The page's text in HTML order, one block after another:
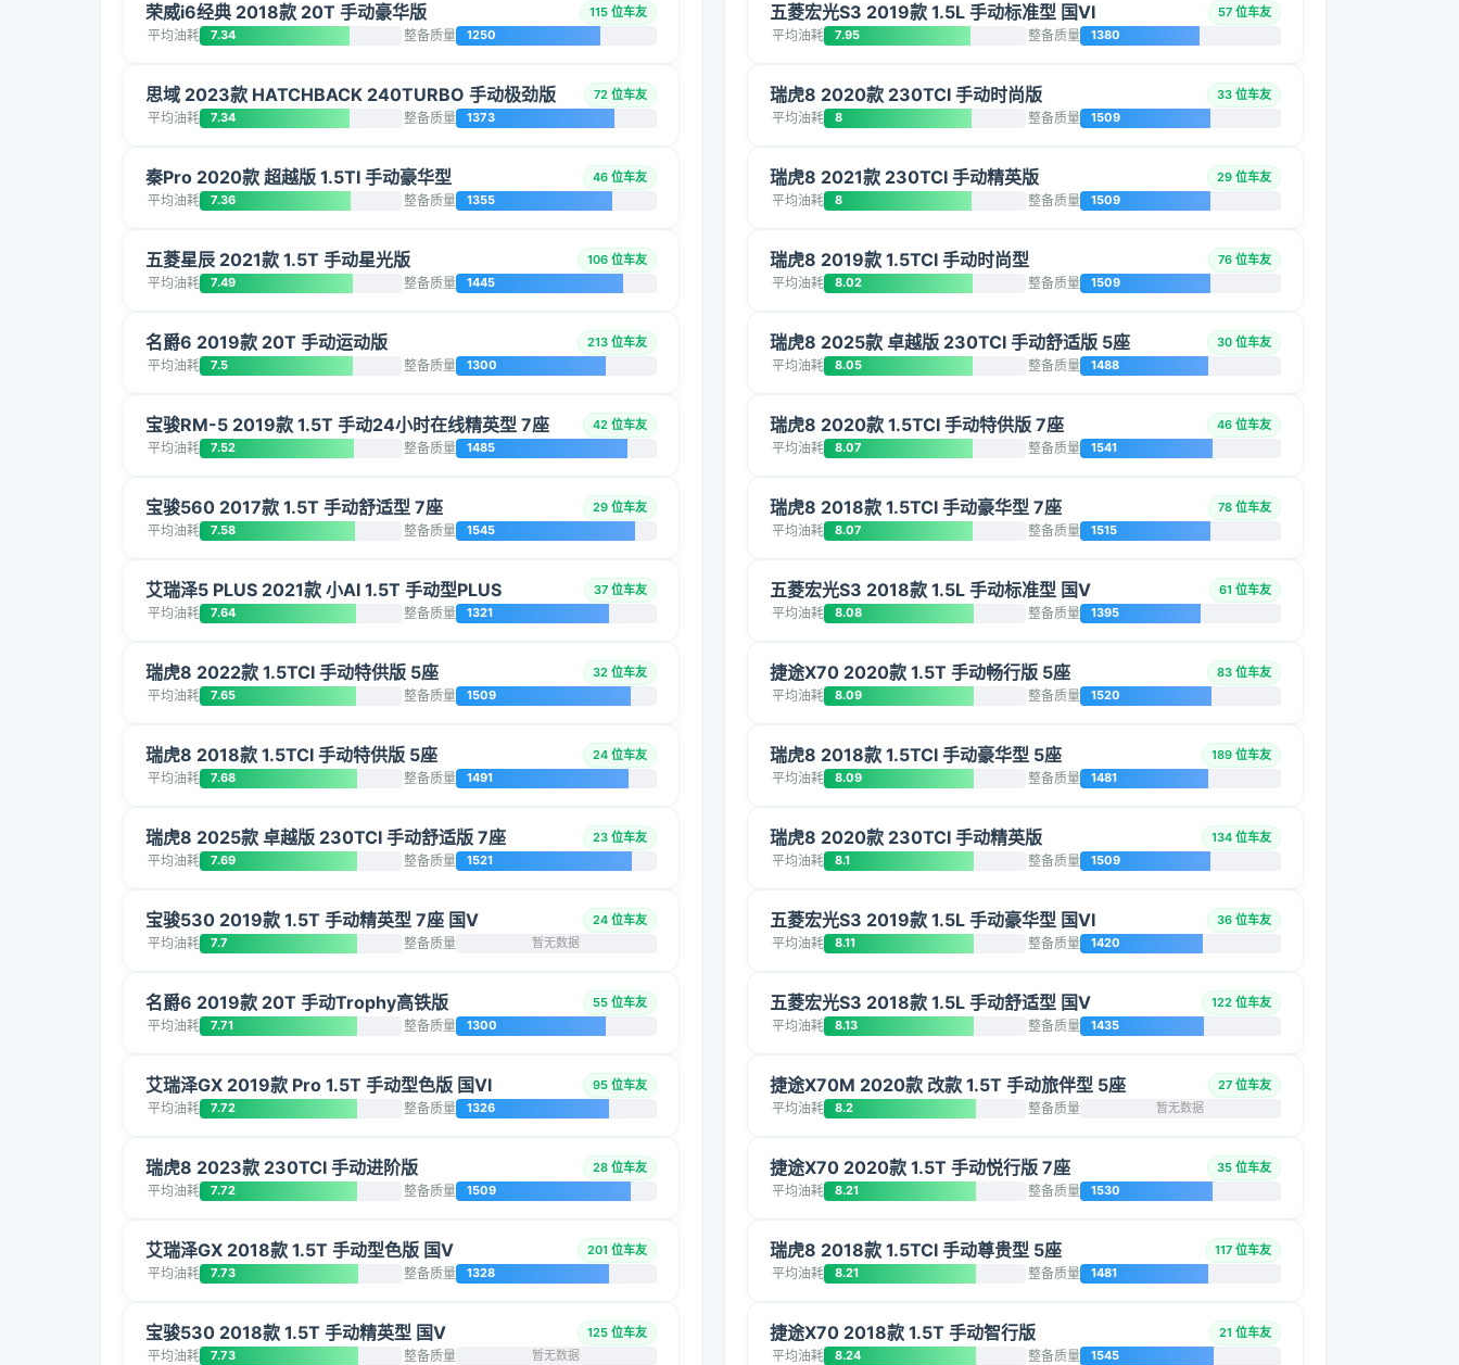
荣威i6经典 2018款 20T 手动豪华版 115 位车友
平均油耗 7.34 整备质量 1250
思域 2023款 HATCHBACK 240TURBO 手动极劲版 72 位车友
平均油耗 7.34 整备质量 1373
秦Pro 2020款 超越版 1.5TI 手动豪华型 46 位车友
平均油耗 7.36 整备质量 1355
五菱星辰 2021款 1.5T 手动星光版 106 位车友
平均油耗 7.49 整备质量 1445
名爵6 2019款 20T 手动运动版 213 位车友
平均油耗 7.5 整备质量 1300
宝骏RM-5 2019款 1.5T 手动24小时在线精英型 7座 42 位车友
平均油耗 7.52 整备质量 1485
宝骏560 2017款 1.5T 手动舒适型 7座 29 位车友
平均油耗 7.58 整备质量 1545
艾瑞泽5 PLUS 2021款 小AI 1.5T 手动型PLUS 37 位车友
平均油耗 7.64 整备质量 1321
瑞虎8 2022款 1.5TCI 手动特供版 5座 32 位车友
平均油耗 7.65 整备质量 1509
瑞虎8 2018款 1.5TCI 手动特供版 5座 24 位车友
平均油耗 7.68 整备质量 1491
瑞虎8 2025款 卓越版 230TCI 手动舒适版 7座 23 位车友
平均油耗 7.69 整备质量 1521
宝骏530 2019款 1.5T 手动精英型 7座 国V 24 位车友
平均油耗 7.7 整备质量 暂无数据
名爵6 2019款 20T 手动Trophy高铁版 55 位车友
平均油耗 7.71 整备质量 1300
艾瑞泽GX 2019款 Pro 1.5T 手动型色版 国VI 95 位车友
平均油耗 7.72 整备质量 1326
瑞虎8 2023款 230TCI 手动进阶版 28 位车友
平均油耗 7.72 整备质量 1509
艾瑞泽GX 2018款 1.5T 手动型色版 国V 201 位车友
平均油耗 7.73 整备质量 1328
宝骏530 2018款 1.5T 手动精英型 国V 125 位车友
平均油耗 7.73 整备质量 暂无数据
五菱宏光S3 2019款 1.5L 手动标准型 国VI 57 位车友
平均油耗 7.95 整备质量 1380
瑞虎8 2020款 230TCI 手动时尚版 33 位车友
平均油耗 8 整备质量 1509
瑞虎8 2021款 230TCI 手动精英版 29 位车友
平均油耗 8 整备质量 1509
瑞虎8 2019款 1.5TCI 手动时尚型 76 位车友
平均油耗 8.02 整备质量 1509
瑞虎8 2025款 卓越版 230TCI 手动舒适版 5座 30 位车友
平均油耗 8.05 整备质量 1488
瑞虎8 2020款 1.5TCI 手动特供版 7座 46 位车友
平均油耗 8.07 整备质量 1541
瑞虎8 2018款 1.5TCI 手动豪华型 7座 78 位车友
平均油耗 8.07 整备质量 1515
五菱宏光S3 2018款 1.5L 手动标准型 国V 61 位车友
平均油耗 8.08 整备质量 1395
捷途X70 2020款 1.5T 手动畅行版 5座 83 位车友
平均油耗 8.09 整备质量 1520
瑞虎8 2018款 1.5TCI 手动豪华型 5座 189 位车友
平均油耗 8.09 整备质量 1481
瑞虎8 2020款 230TCI 手动精英版 134 位车友
平均油耗 8.1 整备质量 1509
五菱宏光S3 2019款 1.5L 手动豪华型 国VI 36 位车友
平均油耗 8.11 整备质量 1420
五菱宏光S3 2018款 1.5L 手动舒适型 国V 122 位车友
平均油耗 8.13 整备质量 1435
捷途X70M 2020款 改款 1.5T 手动旅伴型 5座 27 位车友
平均油耗 8.2 整备质量 暂无数据
捷途X70 2020款 1.5T 手动悦行版 7座 35 位车友
平均油耗 8.21 整备质量 1530
瑞虎8 2018款 1.5TCI 手动尊贵型 5座 117 位车友
平均油耗 8.21 整备质量 1481
捷途X70 2018款 1.5T 手动智行版 21 位车友
平均油耗 8.24 整备质量 1545